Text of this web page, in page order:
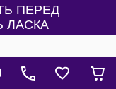
ПЕРЕД
ЛАСКА